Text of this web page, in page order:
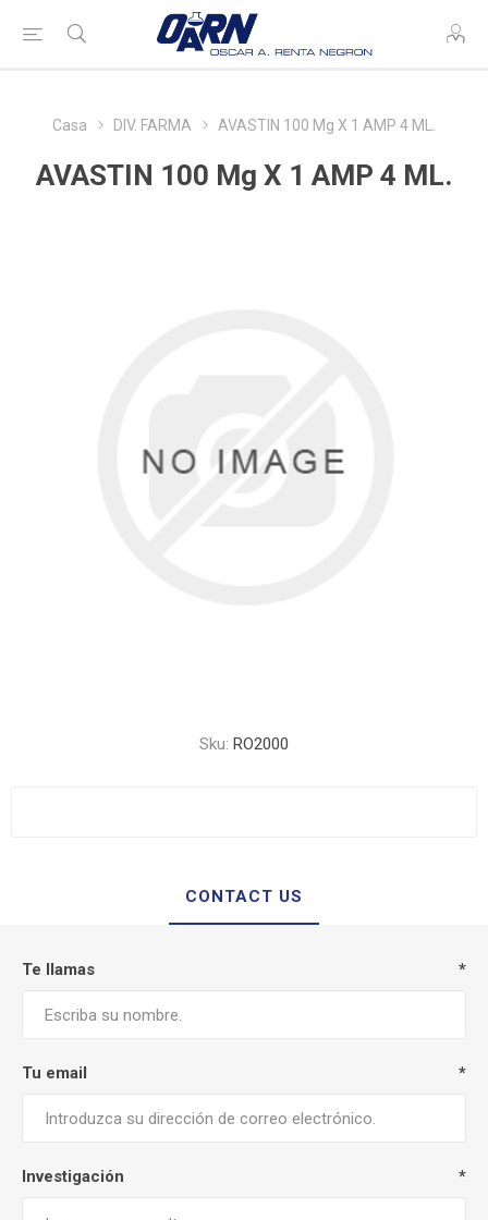
Casa DIV. FARMA AVASTIN 100 Mg X 1 AMP 4 ML.
AVASTIN 100 Mg X 1 AMP 4 ML.
Sku: RO2000
CONTACT US
Te llamas *
Tu email *
Investigación *